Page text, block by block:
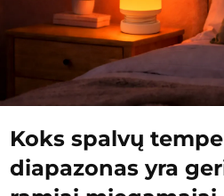
Koks spalvų
diapazonas yra